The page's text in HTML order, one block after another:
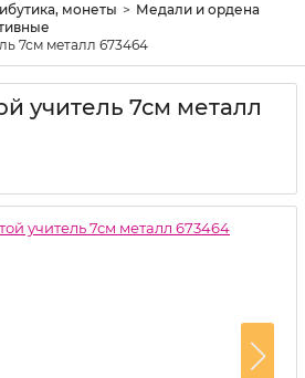
монеты
Медали и ордена
7см металл 673464
учитель 7см металл